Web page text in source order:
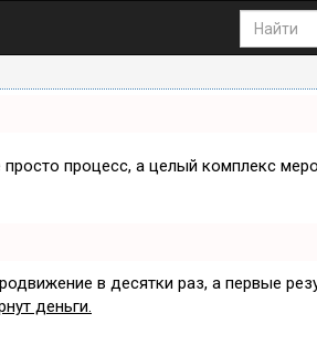
процесс, а целый комплекс
в десятки раз, а первые
деньги.